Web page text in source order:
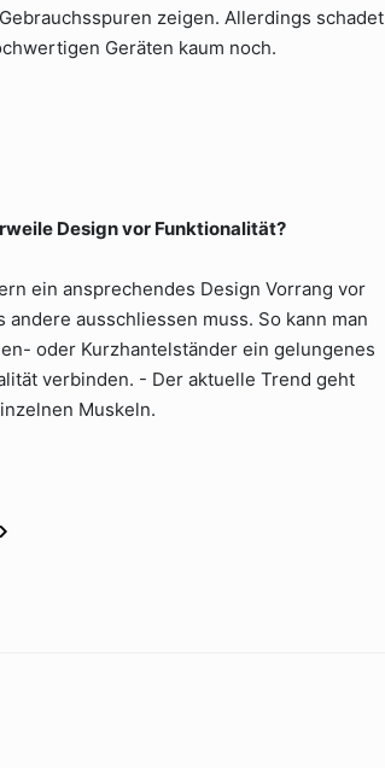
zeigen. Allerdings schadet
Geräten kaum noch.
Design vor Funktionalität?
ein ansprechendes Design Vorrang vor
ausschliessen muss. So kann man
oder Kurzhantelständer ein gelungenes
verbinden. - Der aktuelle Trend geht
Muskeln.